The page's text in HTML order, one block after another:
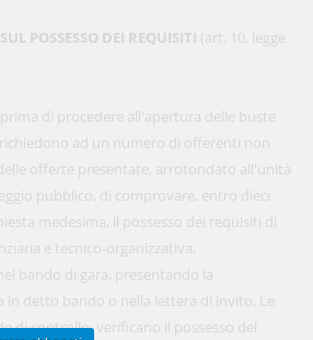
POSSESSO DEI REQUISITI (art. 10, legge
di procedere all'apertura delle buste
ad un numero di offerenti non
offerte presentate, arrotondato all'unità
pubblico, di comprovare, entro dieci
medesima, il possesso dei requisiti di
e tecnico-organizzativa,
bando di gara, presentando la
in detto bando o nella lettera di invito. Le
di controllo, verificano il possesso del
risparmi il 21%!
Acquista ora
Acquista ora